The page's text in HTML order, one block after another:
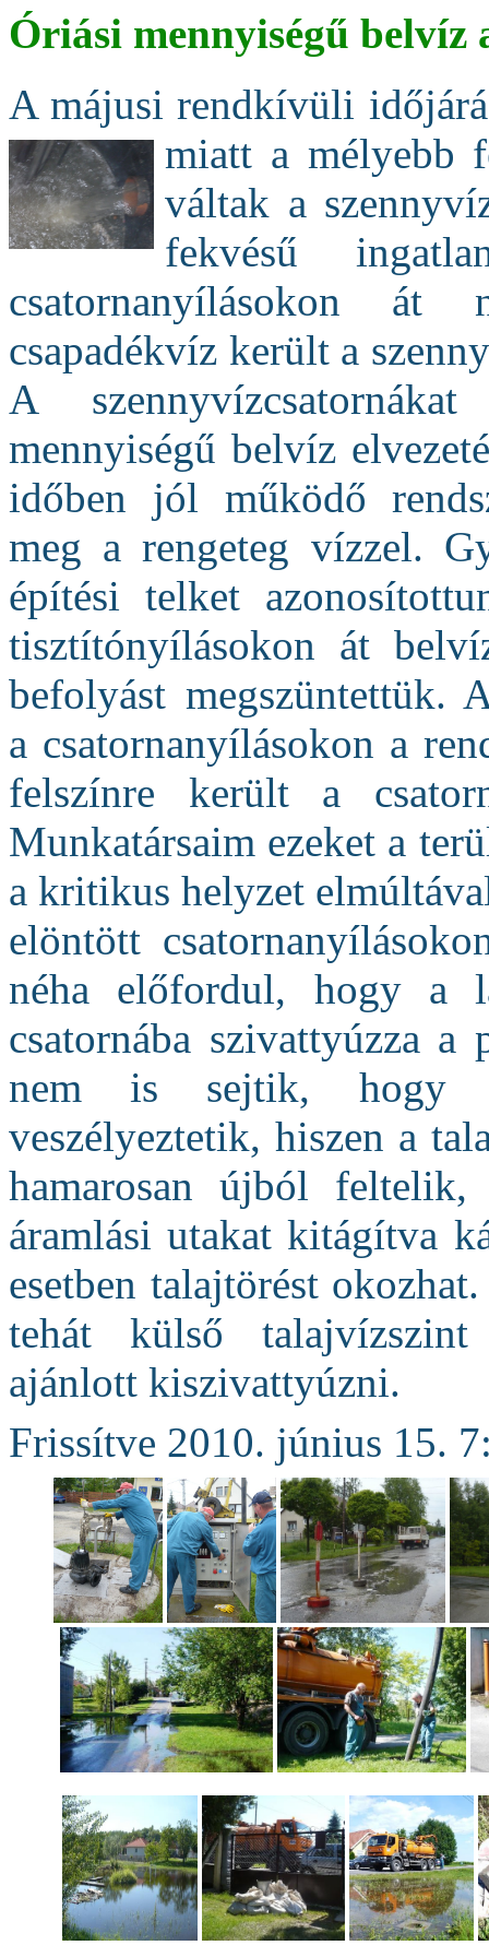
Óriási mennyiségű belvíz
A májusi rendkívüli
miatt a mélyebb
váltak a
fekvésű
csatornanyílásokon
csapadékvíz került a
A
mennyiségű belvíz
időben jól működő
meg a rengeteg vízzel.
építési telket
tisztítónyílásokon át
befolyást megszüntettük.
a csatornanyílásokon a
felszínre került a
Munkatársaim ezeket a
a kritikus helyzet
elöntött
néha előfordul, hogy a
csatornába szivattyúzza
nem is sejtik, hogy
veszélyeztetik, hiszen a
hamarosan újból
áramlási utakat kitágítva
esetben talajtörést
tehát külső talajvízszint
ajánlott kiszivattyúzni.
Frissítve 2010. június 15.